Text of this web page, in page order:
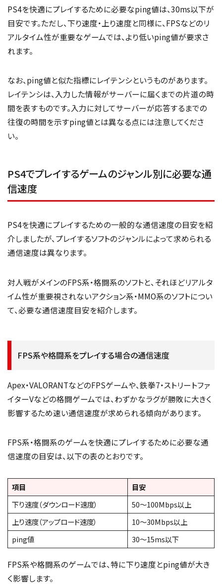
PS4を快適にプレイするために必要なping値は、30ms以下が
目安です。ただし、下り速度・上り速度と同様に、FPSなどのリ
アルタイム性が重要なゲームでは、より低いping値が要求さ
れます。
なお、ping値と似た指標にレイテンシというものがあります。
レイテンシは、入力した情報がサーバーに届くまでの片道の時
間を表すものです。入力に対してサーバーが応答するまでの
往復の時間を示すping値とは異なる点には注意してくださ
い。
PS4でプレイするゲームのジャンル別に必要な通
信速度
PS4を快適にプレイするための一般的な通信速度の目安を紹
介しましたが、プレイするソフトのジャンルによって求められる
通信速度は異なります。
対人戦がメインのFPS系・格闘系のソフトと、それほどリアルタ
イム性が重要視されないアクション系・MMO系のソフトについ
て、必要な通信速度目安を紹介します。
FPS系や格闘系をプレイする場合の通信速度
Apex・VALORANTなどのFPSゲームや、鉄拳7・ストリートファ
イターVなどの格闘ゲームでは、わずかなラグが勝敗に大きく
影響するため速い通信速度が求められる傾向があります。
FPS系・格闘系のゲームを快適にプレイするために必要な通
信速度の目安は、以下の表のとおりです。
項目
目安
下り速度（ダウンロード速度）
50〜100Mbps以上
上り速度（アップロード速度）
10〜30Mbps以上
ping値
30～15ms以下
FPS系や格闘系のゲームでは、特に下り速度とping値が大き
く影響します。